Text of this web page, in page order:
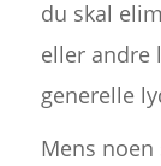
du skal
eller andre
generelle
Mens